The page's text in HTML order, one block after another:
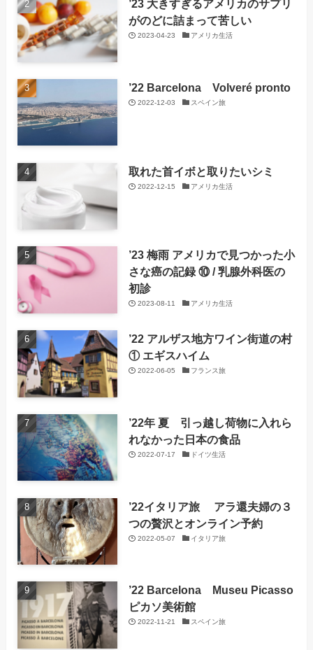
’23 大きすぎるアメリカのサプリ
がのどに詰まって苦しい
2023-04-23 アメリカ生活
’22 Barcelona Volveré pronto
2022-12-03 スペイン旅
取れた首イボと取りたいシミ
2022-12-15 アメリカ生活
’23 梅雨 アメリカで見つかった小
さな癌の記録 ⑩ / 乳腺外科医の
初診
2023-08-11 アメリカ生活
’22 アルザス地方ワイン街道の村
① エギスハイム
2022-06-05 フランス旅
’22年 夏 引っ越し荷物に入れら
れなかった日本の食品
2022-07-17 ドイツ生活
’22イタリア旅 アラ還夫婦の３
つの贅沢とオンライン予約
2022-05-07 イタリア旅
’22 Barcelona Museu Picasso
ピカソ美術館
2022-11-21 スペイン旅